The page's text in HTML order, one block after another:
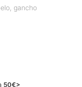
, gancho
50€>